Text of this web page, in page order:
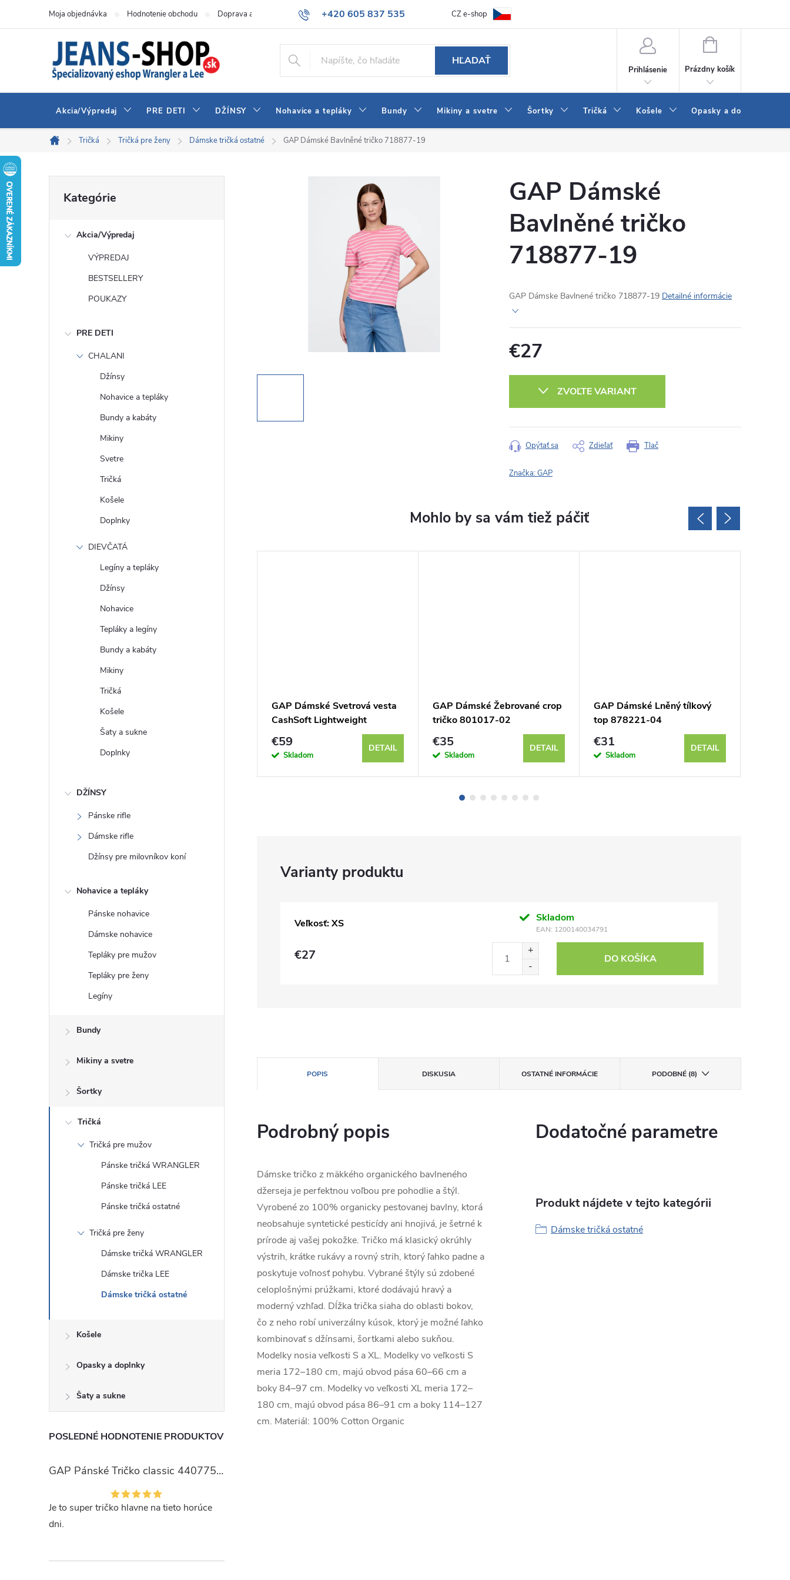
+420 605 837 535
info@jeans-shop.sk
Moja objednávka Hodnotenie obchodu Doprava a platba Všeobecné obchodné podmienky Ako vybrať džínsy Wrangler a LEE
CZ e-shop
HĽADAŤ
Prihlásenie
NÁKUPNÝ
Prázdny košík
Akcia/Výpredaj PRE DETI DŽÍNSY Nohavice a tepláky Bundy Mikiny a svetre Šortky Tričká Košele Opasky a doplnky
Domov
Tričká Tričká pre ženy Dámske tričká ostatné GAP Dámské Bavlněné tričko 718877-19
kategórie
Kategórie
Akcia/Výpredaj
VÝPREDAJ
BESTSELLERY
POUKAZY
PRE DETI
CHALANI
Džínsy
Nohavice a tepláky
Bundy a kabáty
Mikiny
Svetre
Tričká
Košele
Doplnky
DIEVČATÁ
Legíny a tepláky
Džínsy
Nohavice
Tepláky a legíny
Bundy a kabáty
Mikiny
Tričká
Košele
Šaty a sukne
Doplnky
DŽÍNSY
Pánske rifle
Dámske rifle
Džínsy pre milovníkov koní
Nohavice a tepláky
Pánske nohavice
Dámske nohavice
Tepláky pre mužov
Tepláky pre ženy
Legíny
Bundy
Mikiny a svetre
Šortky
Tričká
Tričká pre mužov
Pánske tričká WRANGLER
Pánske tričká LEE
Pánske tričká ostatné
Tričká pre ženy
Dámske tričká WRANGLER
Dámske trička LEE
Dámske tričká ostatné
Košele
Opasky a doplnky
Šaty a sukne
POSLEDNÉ HODNOTENIE PRODUKTOV
GAP Pánské Tričko classic 440775-00
Je to super tričko hlavne na tieto horúce
dni.
GAP Dámské
Bavlněné tričko
718877-19
GAP Dámske Bavlnené tričko 718877-19 Detailné informácie
€27
ZVOĽTE VARIANT
Tlač
Opýtať sa Zdieľať
Značka:GAP
Veľkosť: XS Skladom
EAN: 1200140034791
€27 DO KOŠÍKA
POPIS DISKUSIA OSTATNÉ INFORMÁCIE PODOBNÉ (8)
Podrobný popis
Dámske tričko z mäkkého organického bavlneného
džerseja je perfektnou voľbou pre pohodlie a štýl.
Vyrobené zo 100% organicky pestovanej bavlny, ktorá
neobsahuje syntetické pesticídy ani hnojivá, je šetrné k
prírode aj vašej pokožke. Tričko má klasický okrúhly
výstrih, krátke rukávy a rovný strih, ktorý ľahko padne a
poskytuje voľnosť pohybu. Vybrané štýly sú zdobené
celoplošnými prúžkami, ktoré dodávajú hravý a
moderný vzhľad. Dĺžka trička siaha do oblasti bokov,
čo z neho robí univerzálny kúsok, ktorý je možné ľahko
kombinovať s džínsami, šortkami alebo sukňou.
Modelky nosia veľkosti S a XL. Modelky vo veľkosti S
meria 172–180 cm, majú obvod pása 60–66 cm a
boky 84–97 cm. Modelky vo veľkosti XL meria 172–
180 cm, majú obvod pása 86–91 cm a boky 114–127
cm. Materiál: 100% Cotton Organic
Dodatočné parametre
Produkt nájdete v tejto kategórii
Dámske tričká ostatné
GAP Dámské Žebrované crop
€35
Skladom
GAP Dámské Svetrová vesta
CashSoft Lightweight
820730-02
€59
Skladom
DETAIL
GAP Dámské Žebrované crop
tričko 801017-02
€35
Skladom
DETAIL
GAP Dámské Lněný tílkový
top 878221-04
€31
Skladom
DETAIL